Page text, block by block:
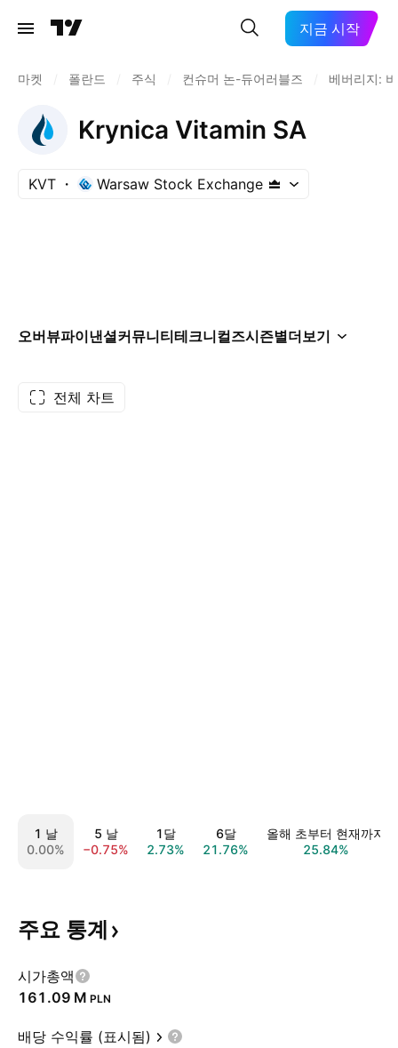
지금 시작
마켓 폴란드 주식 컨슈머 논-듀어러블즈 베버리지:
Krynica Vitamin SA
KVT Warsaw Stock Exchange
오버뷰파이낸셜커뮤니티테크니컬즈시즌별더보기
전체 차트
1 날
0.00%
5 날
−0.75%
1달
2.73%
6달
21.76%
올해 초부터 현재까지
25.84%
주요 통계
시가총액
‪161.09 M‬ PLN
배당 수익률 (표시됨)